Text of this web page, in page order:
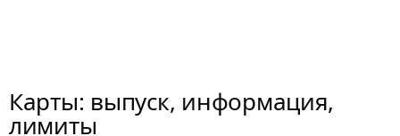
Карты: выпуск, информация,
лимиты